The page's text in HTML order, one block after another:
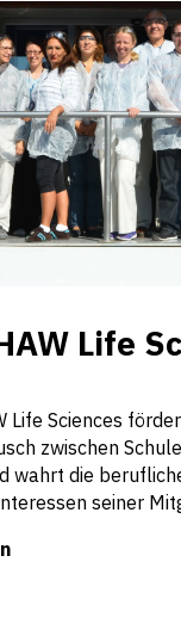
Life
Life Sciences
zwischen
wahrt die
seiner